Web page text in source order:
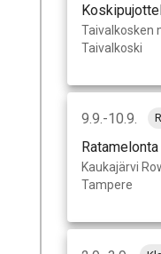
Taivalkosken
Taivalkoski
9.9.-10.9.
Kaukajärvi
Tampere